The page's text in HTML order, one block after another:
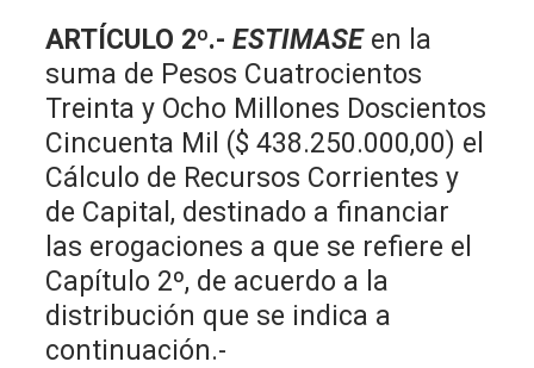
ARTÍCULO 2º.- ESTIMASEen la
suma de Pesos Cuatrocientos
Treinta y Ocho Millones Doscientos
Cincuenta Mil ($ 438.250.000,00) el
Cálculo de Recursos Corrientes y
de Capital, destinado a financiar
las erogaciones a que se refiere el
Capítulo 2º, de acuerdo a la
distribución que se indica a
continuación.-